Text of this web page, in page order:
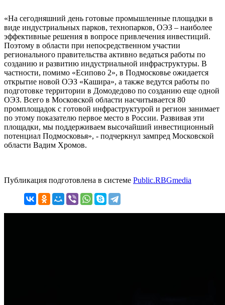
«На сегодняшний день готовые промышленные площадки в
виде индустриальных парков, технопарков, ОЭЗ – наиболее
эффективные решения в вопросе привлечения инвестиций.
Поэтому в области при непосредственном участии
регионального правительства активно ведаться работы по
созданию и развитию индустриальной инфраструктуры. В
частности, помимо «Есипово 2», в Подмосковье ожидается
открытие новой ОЭЗ «Кашира», а также ведутся работы по
подготовке территории в Домодедово по созданию еще одной
ОЭЗ. Всего в Московской области насчитывается 80
промплощадок с готовой инфраструктурой и регион занимает
по этому показателю первое место в России. Развивая эти
площадки, мы поддерживаем высочайший инвестиционный
потенциал Подмосковья», - подчеркнул зампред Московской
области Вадим Хромов.
Публикация подготовлена в системе Public.RBGmedia